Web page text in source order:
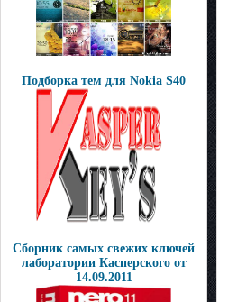
Подборка тем для Nokia S40
Сборник самых свежих ключей
лаборатории Касперского от
14.09.2011